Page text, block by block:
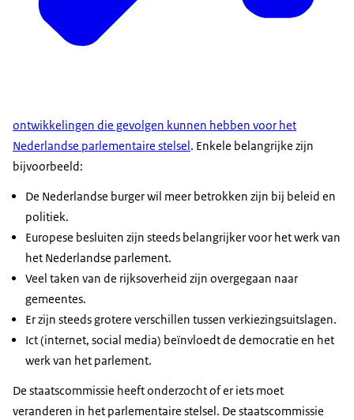
ontwikkelingen die gevolgen kunnen hebben voor het
Nederlandse parlementaire stelsel . Enkele belangrijke zijn
bijvoorbeeld:
De Nederlandse burger wil meer betrokken zijn bij beleid en
politiek.
Europese besluiten zijn steeds belangrijker voor het werk van
het Nederlandse parlement.
Veel taken van de rijksoverheid zijn overgegaan naar
gemeentes.
Er zijn steeds grotere verschillen tussen verkiezingsuitslagen.
Ict (internet, social media) beïnvloedt de democratie en het
werk van het parlement.
De staatscommissie heeft onderzocht of er iets moet
veranderen in het parlementaire stelsel. De staatscommissie